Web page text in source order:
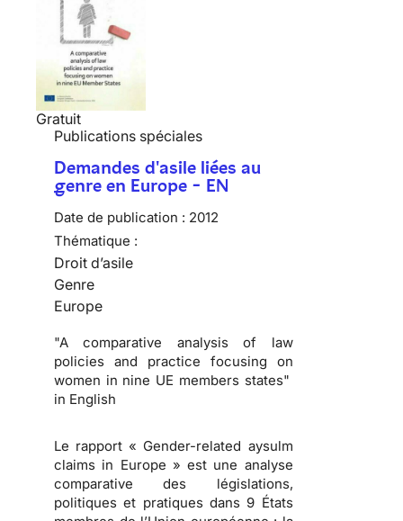
Gratuit
Publications spéciales
Demandes d'asile liées au
genre en Europe - EN
Date de publication : 2012
Thématique :
Droit d’asile
Genre
Europe
"A comparative analysis of law
policies and practice focusing on
women in nine UE members states"
in English
Le rapport « Gender-related aysulm
claims in Europe » est une analyse
comparative des législations,
politiques et pratiques dans 9 États